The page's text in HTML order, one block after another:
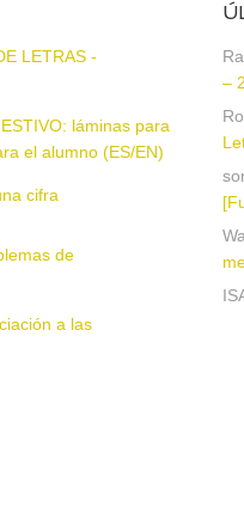
LETRAS -
láminas para
el alumno (ES/EN)
cifra
de
a las
–